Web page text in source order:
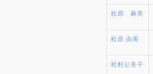
松原 麻美
松原 由美
松村公美子